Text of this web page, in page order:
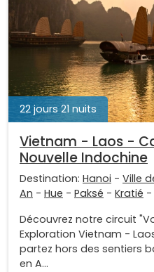
22 jours 21 nuits
Vietnam - Laos -
Nouvelle Indochine
Destination: Hanoi - Ville
An - Hue - Paksé - Kratié -
Découvrez notre circuit
Exploration Vietnam -
partez hors des sentiers
en A...